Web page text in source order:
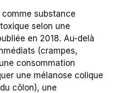
comme substance
selon une
en 2018. Au-delà
(crampes,
consommation
une mélanose colique
côlon), une